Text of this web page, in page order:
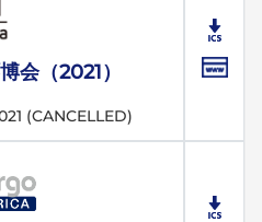
会（2021）
(CANCELLED)